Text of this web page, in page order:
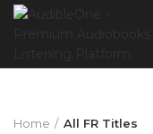
Home All FR Titles